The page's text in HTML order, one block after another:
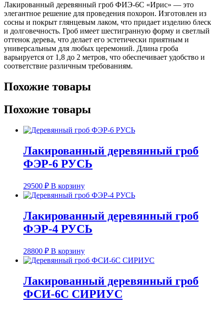
Лакированный деревянный гроб ФИЭ-6С «Ирис» — это
элегантное решение для проведения похорон. Изготовлен из
сосны и покрыт глянцевым лаком, что придает изделию блеск
и долговечность. Гроб имеет шестигранную форму и светлый
оттенок дерева, что делает его эстетически приятным и
универсальным для любых церемоний. Длина гроба
варьируется от 1,8 до 2 метров, что обеспечивает удобство и
соответствие различным требованиям.
Похожие товары
Похожие товары
Лакированный деревянный гроб
ФЭР-6 РУСЬ
29500 ₽ В корзину
Лакированный деревянный гроб
ФЭР-4 РУСЬ
28800 ₽ В корзину
Лакированный деревянный гроб
ФСИ-6С СИРИУС